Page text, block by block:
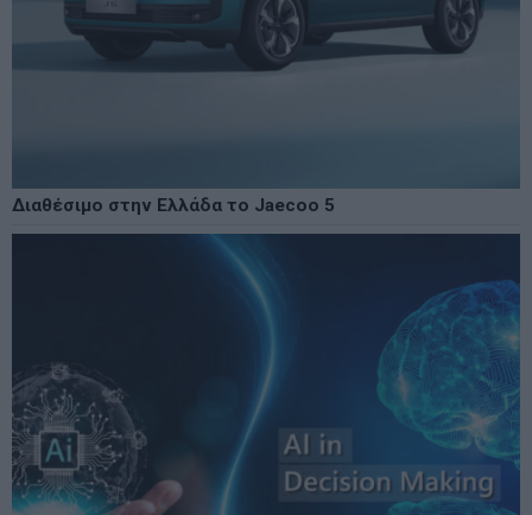
Διαθέσιμο στην Ελλάδα το Jaecoo 5